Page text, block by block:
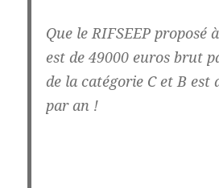
Que le RIFSEEP proposé
est de 49000 eurosbrut
de la catégorie C et B est
par an !